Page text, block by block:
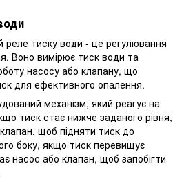
реле тиску води - це регулювання
Воно вимірює тиск води та
насосу або клапану, що
для ефективного опалення.
механізм, який реагує на
тиск стає нижче заданого рівня,
щоб підняти тиск до
боку, якщо тиск перевищує
насос або клапан, щоб запобігти